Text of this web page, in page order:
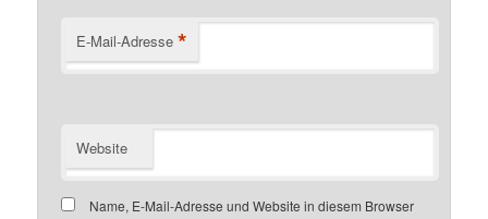
E-Mail-Adresse *
Website
Name, E-Mail-Adresse und Website in diesem Browser